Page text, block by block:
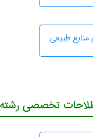
طبيعی
تخصصی